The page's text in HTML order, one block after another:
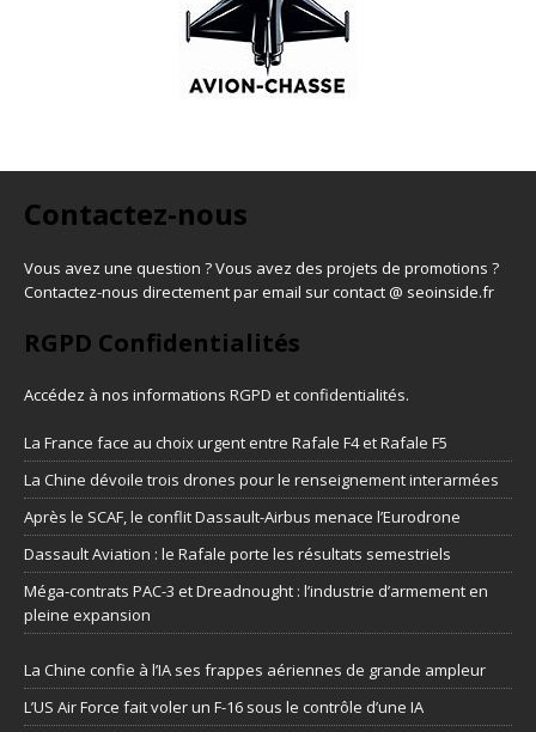
Contactez-nous
Vous avez une question ? Vous avez des projets de promotions ?
Contactez-nous directement par email sur contact @ seoinside.fr
RGPD Confidentialités
Accédez à nos informations RGPD et confidentialités.
La France face au choix urgent entre Rafale F4 et Rafale F5
La Chine dévoile trois drones pour le renseignement interarmées
Après le SCAF, le conflit Dassault-Airbus menace l’Eurodrone
Dassault Aviation : le Rafale porte les résultats semestriels
Méga-contrats PAC-3 et Dreadnought : l’industrie d’armement en
pleine expansion
La Chine confie à l’IA ses frappes aériennes de grande ampleur
L’US Air Force fait voler un F-16 sous le contrôle d’une IA